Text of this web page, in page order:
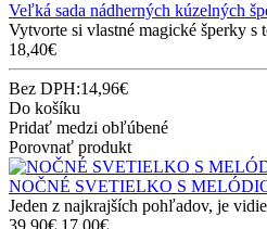
Veľká sada nádherných kúzelných
Vytvorte si vlastné magické šperky
18,40€
Bez DPH:14,96€
Do košíku
Pridať medzi obľúbené
Porovnať produkt
NOČNÉ SVETIELKO S
Jeden z najkrajších pohľadov, je
39,90€ 17,00€